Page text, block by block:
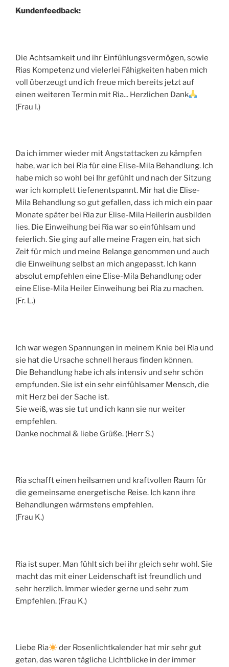
Kundenfeedback:
Die Achtsamkeit und ihr Einfühlungsvermögen, sowie
Rias Kompetenz und vielerlei Fähigkeiten haben mich
voll überzeugt und ich freue mich bereits jetzt auf
einen weiteren Termin mit Ria... Herzlichen Dank
(Frau I.)
Da ich immer wieder mit Angstattacken zu kämpfen
habe, war ich bei Ria für eine Elise-Mila Behandlung. Ich
habe mich so wohl bei Ihr gefühlt und nach der Sitzung
war ich komplett tiefenentspannt. Mir hat die Elise-
Mila Behandlung so gut gefallen, dass ich mich ein paar
Monate später bei Ria zur Elise-Mila Heilerin ausbilden
lies. Die Einweihung bei Ria war so einfühlsam und
feierlich. Sie ging auf alle meine Fragen ein, hat sich
Zeit für mich und meine Belange genommen und auch
die Einweihung selbst an mich angepasst. Ich kann
absolut empfehlen eine Elise-Mila Behandlung oder
eine Elise-Mila Heiler Einweihung bei Ria zu machen.
(Fr. L.)
Ich war wegen Spannungen in meinem Knie bei Ria und
sie hat die Ursache schnell heraus finden können.
Die Behandlung habe ich als intensiv und sehr schön
empfunden. Sie ist ein sehr einfühlsamer Mensch, die
mit Herz bei der Sache ist.
Sie weiß, was sie tut und ich kann sie nur weiter
empfehlen.
Danke nochmal & liebe Grüße. (Herr S.)
Ria schafft einen heilsamen und kraftvollen Raum für
die gemeinsame energetische Reise. Ich kann ihre
Behandlungen wärmstens empfehlen.
(Frau K.)
Ria ist super. Man fühlt sich bei ihr gleich sehr wohl. Sie
macht das mit einer Leidenschaft ist freundlich und
sehr herzlich. Immer wieder gerne und sehr zum
Empfehlen. (Frau K.)
Liebe Ria
der Rosenlichtkalender hat mir sehr gut
getan, das waren tägliche Lichtblicke in der immer